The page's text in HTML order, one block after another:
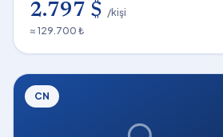
2.797 $ /kişi
≈ 129.700 ₺
CN